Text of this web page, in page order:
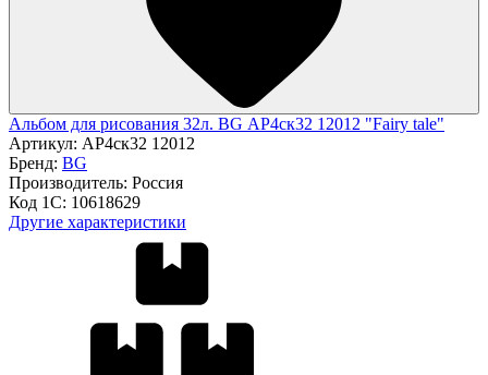
Альбом для рисования 32л. BG АР4ск32 12012 "Fairy tale"
Артикул: АР4ск32 12012
Бренд: BG
Производитель: Россия
Код 1С: 10618629
Другие характеристики